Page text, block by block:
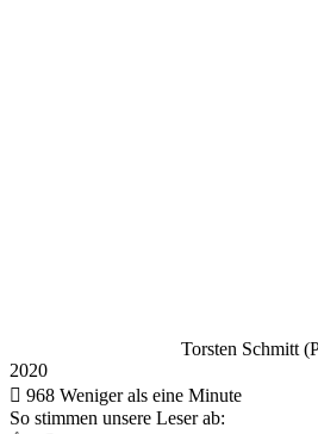
Torsten Schmitt
2020
968 Weniger als eine Minute
So stimmen unsere Leser ab: